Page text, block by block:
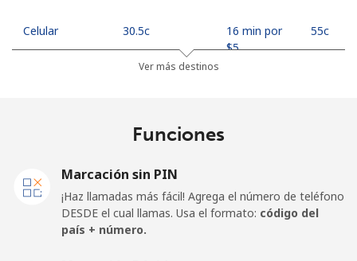
Celular ⁦30.5c⁩
16 min por
⁦$5⁩
⁦55c⁩
All country
⁦$5⁩
Ver más destinos
Funciones
Marcación sin PIN
¡Haz llamadas más fácil! Agrega el número de teléfono
DESDE el cual llamas. Usa el formato: código del
país + número.